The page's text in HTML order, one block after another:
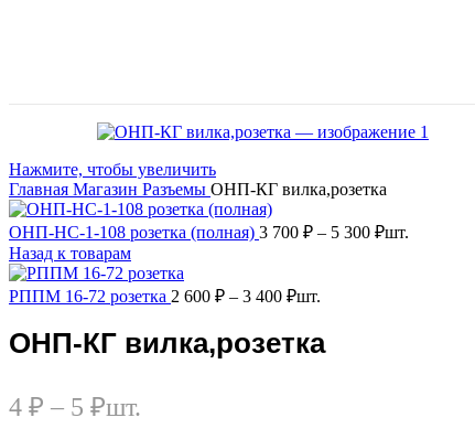
Нажмите, чтобы увеличить
Главная Магазин Разъемы ОНП-КГ вилка,розетка
ОНП-НС-1-108 розетка (полная) 3 700 ₽ – 5 300 ₽шт.
Назад к товарам
РППМ 16-72 розетка 2 600 ₽ – 3 400 ₽шт.
ОНП-КГ вилка,розетка
4 ₽ – 5 ₽шт.